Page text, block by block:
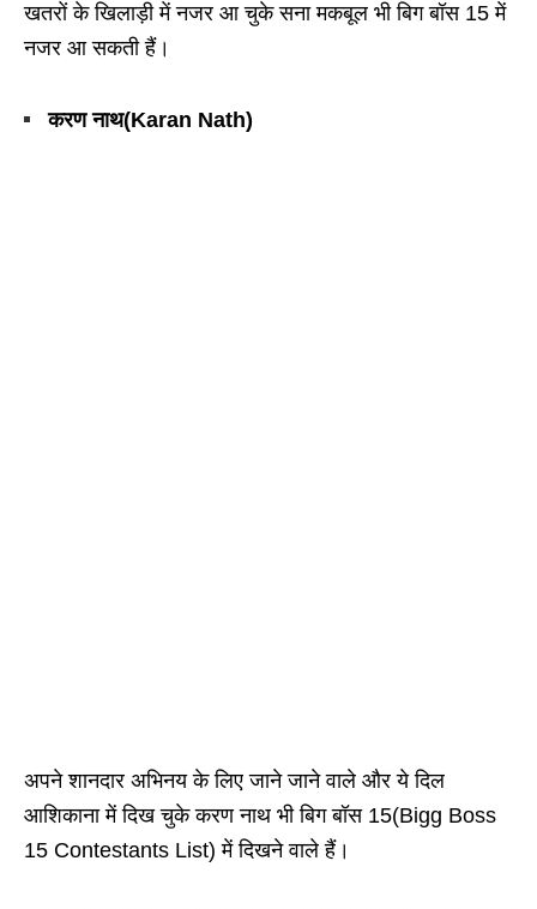
खतरों के खिलाड़ी में नजर आ चुके सना मकबूल भी बिग बॉस 15 में
नजर आ सकती हैं।
करण नाथ(Karan Nath)
अपने शानदार अभिनय के लिए जाने जाने वाले और ये दिल
आशिकाना में दिख चुके करण नाथ भी बिग बॉस 15(Bigg Boss
15 Contestants List) में दिखने वाले हैं।